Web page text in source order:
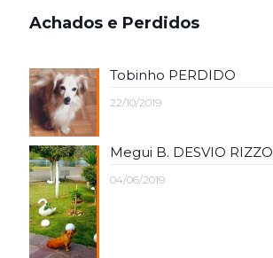
Achados e Perdidos
Tobinho PERDIDO
22/10/2019
Megui B. DESVIO RIZZO
04/06/2019